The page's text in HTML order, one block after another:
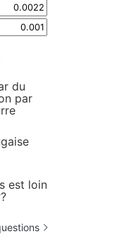
du
par
est loin